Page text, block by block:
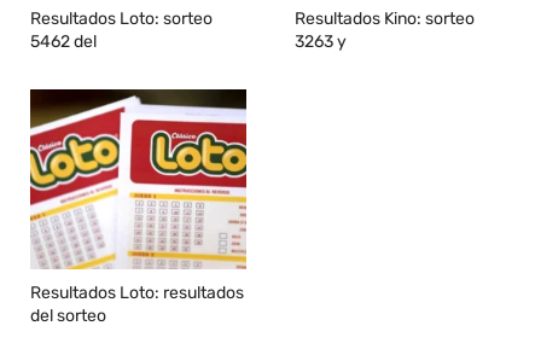
Resultados Loto: sorteo
5462 del
Resultados Kino: sorteo
3263 y
Resultados Loto: resultados
del sorteo